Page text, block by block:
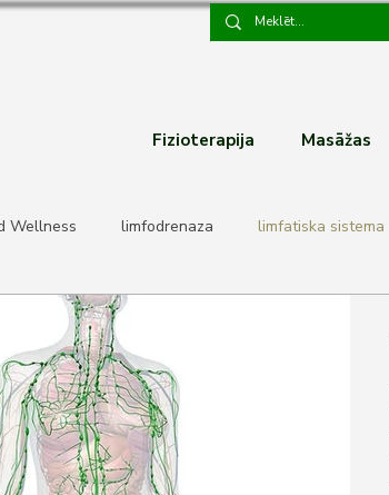
Fizioterapija Masāžas
Wellness limfodrenaza limfatiska sistema
kursi masieriem
Somatiskās enerģijas elpošana